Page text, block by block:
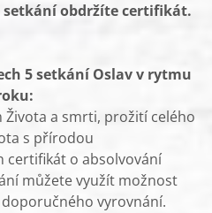
setkání obdržíte certifikát.
5 setkání Oslav v rytmu
a smrti, prožití celého
s přírodou
certifikát o absolvování
můžete využít možnost
vyrovnání.